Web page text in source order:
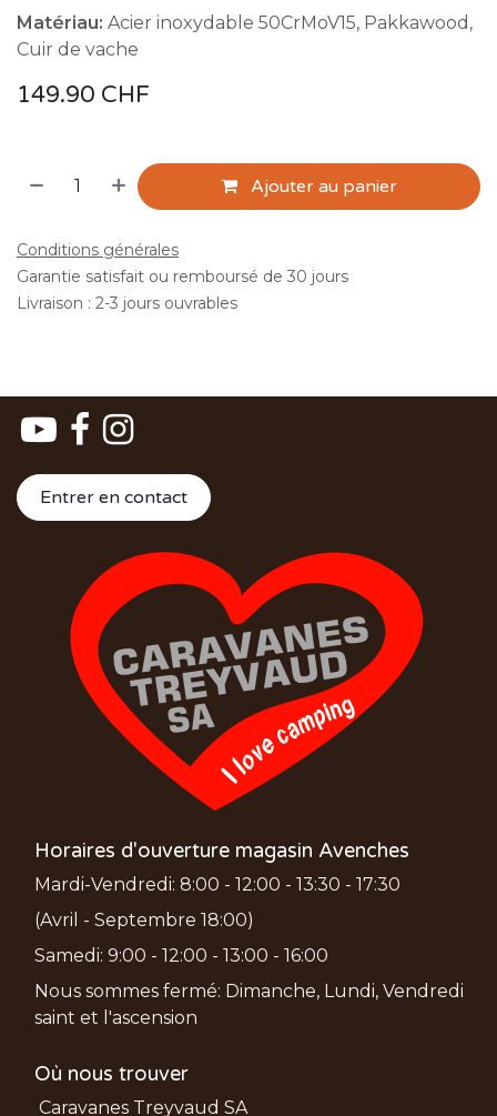
Matériau: Acier inoxydable 50CrMoV15, Pakkawood,
Cuir de vache
149.90 CHF
Ajouter au panier
Conditions générales
Garantie satisfait ou remboursé de 30 jours
Livraison : 2-3 jours ouvrables
Entrer en contact
Horaires d'ouverture magasin Avenches
Mardi-Vendredi: 8:00 - 12:00 - 13:30 - 17:30
(Avril - Septembre 18:00)
Samedi: 9:00 - 12:00 - 13:00 - 16:00
Nous sommes fermé: Dimanche, Lundi, Vendredi
saint et l'ascension
Où nous trouver
Caravanes Treyvaud SA